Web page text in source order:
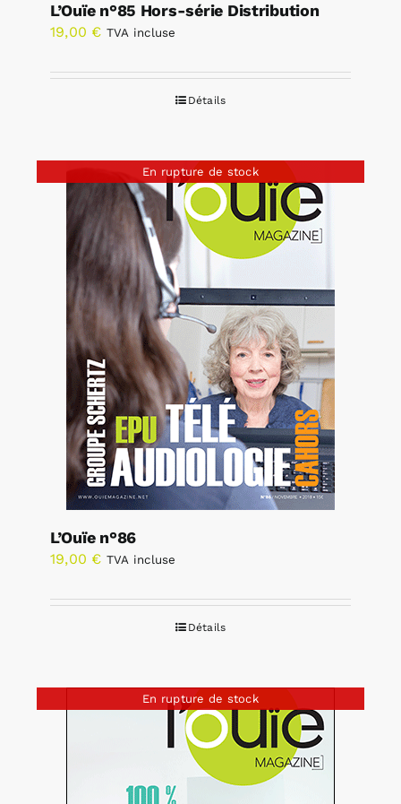
L’Ouïe n°85 Hors-série Distribution
19,00 € TVA incluse
Détails
En rupture de stock
L’Ouïe n°86
19,00 € TVA incluse
Détails
En rupture de stock